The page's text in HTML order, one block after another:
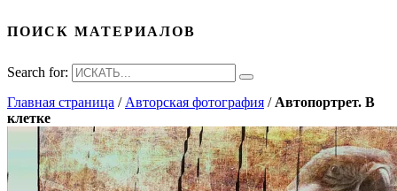
ПОИСК МАТЕРИАЛОВ
Search for:
Главная страница / Авторская фотография / Автопортрет. В
клетке